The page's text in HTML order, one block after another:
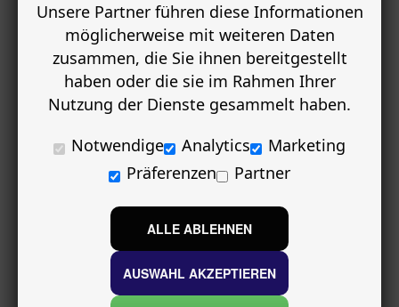
Unsere Partner führen diese Informationen
möglicherweise mit weiteren Daten
zusammen, die Sie ihnen bereitgestellt
haben oder die sie im Rahmen Ihrer
Nutzung der Dienste gesammelt haben.
Notwendige
Analytics
Marketing
Präferenzen
Partner
ALLE ABLEHNEN
AUSWAHL AKZEPTIEREN